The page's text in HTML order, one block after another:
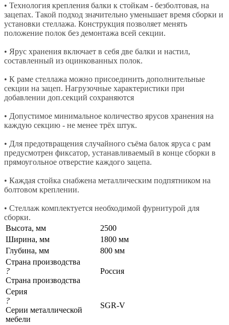
• Технология крепления балки к стойкам - безболтовая, на
зацепах. Такой подход значительно уменьшает время сборки и
установки стеллажа. Конструкция позволяет менять
положение полок без демонтажа всей секции.
• Ярус хранения включает в себя две балки и настил,
составленный из оцинкованных полок.
• К раме стеллажа можно присоединить дополнительные
секции на зацеп. Нагрузочные характеристики при
добавлении доп.секций сохраняются
• Допустимое минимальное количество ярусов хранения на
каждую секцию - не менее трёх штук.
• Для предотвращения случайного съёма балок яруса с рам
предусмотрен фиксатор, устанавливаемый в конце сборки в
прямоугольное отверстие каждого зацепа.
• Каждая стойка снабжена металлическим подпятником на
болтовом креплении.
• Стеллаж комплектуется необходимой фурнитурой для
сборки.
Высота, мм
2500
Ширина, мм
1800 мм
Глубина, мм
800 мм
Страна производства
?
Страна производства
Россия
Серия
?
Серии металлической
мебели
SGR-V